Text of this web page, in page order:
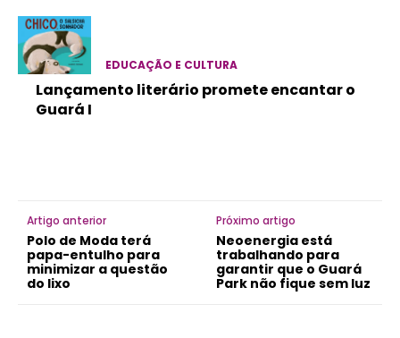
EDUCAÇÃO E CULTURA
Lançamento literário promete encantar o
Guará I
Artigo anterior
Polo de Moda terá
papa-entulho para
minimizar a questão
do lixo
Próximo artigo
Neoenergia está
trabalhando para
garantir que o Guará
Park não fique sem luz